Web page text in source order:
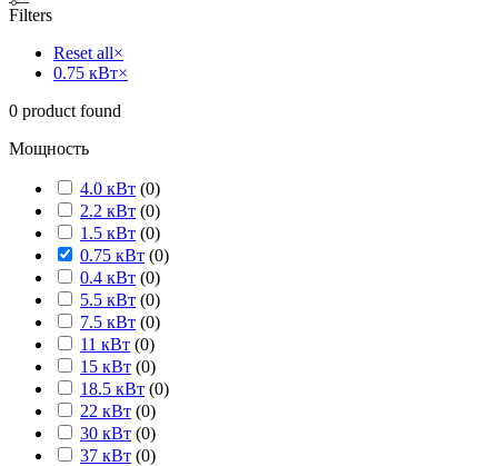
Filters
Reset all×
0.75 кВт×
0 product found
Мощность
4.0 кВт (0)
2.2 кВт (0)
1.5 кВт (0)
0.75 кВт (0)
0.4 кВт (0)
5.5 кВт (0)
7.5 кВт (0)
11 кВт (0)
15 кВт (0)
18.5 кВт (0)
22 кВт (0)
30 кВт (0)
37 кВт (0)